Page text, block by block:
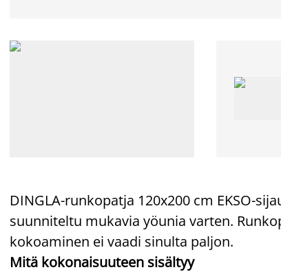
DINGLA-runkopatja 120x200 cm EKSO-
suunniteltu mukavia yöunia varten.
kokoaminen ei vaadi sinulta paljon.
Mitä kokonaisuuteen sisältyy